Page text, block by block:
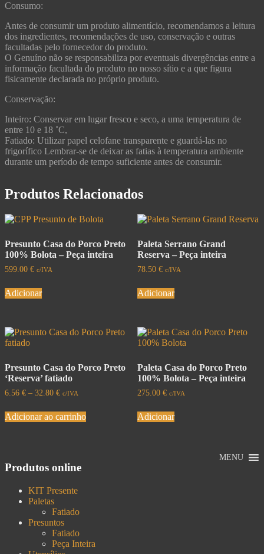
MENU
Consumo:
Antes de consumir um produto alimentício, recomendamos a leitura
dos ingredientes, recomendações de uso, conservação e outras
facultadas pelo fornecedor do produto.
O Genuíno não se responsabiliza por eventuais divergências entre a
informação facultada do produto no nosso sítio e a que figura
fisicamente declarada no próprio produto.
Conservação:
Inteiro: Conservar em lugar fresco e seco, a uma temperatura de
entre 10 e 18 ˚C,
Fatiado: Utilizar papel celofane transparente e guardá-las no
frigorífico Lembrar-se de deixar as fatias à temperatura ambiente
durante um período de tempo suficiente antes de consumir.
Produtos Relacionados
Presunto Casa do Porco Preto
100% Bolota – Peça inteira
599.00 € c/IVA
Adicionar
Paleta Serrano Grand
Reserva – Peça inteira
78.50 € c/IVA
Adicionar
Presunto Casa do Porco Preto
‘Reserva’ fatiado
6.56 € – 32.80 € c/IVA
Adicionar ao carrinho
Paleta Casa do Porco Preto
100% Bolota – Peça inteira
275.00 € c/IVA
Adicionar
Produtos online
KIT Presente
Paletas
Fatiado
Presuntos
Fatiado
Peça Inteira